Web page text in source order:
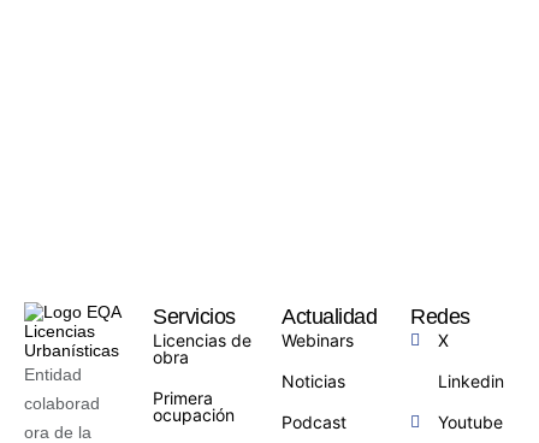
Entidad
colaborad
ora de la
Servicios
Licencias de
obra
Primera
ocupación
Actualidad
Webinars
Noticias
Podcast
Redes
X
Linkedin
Youtube